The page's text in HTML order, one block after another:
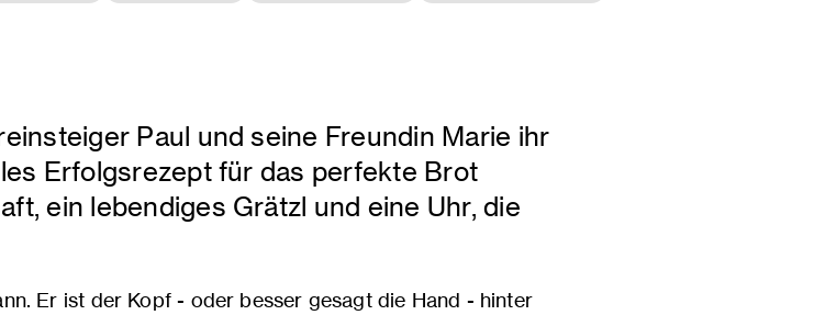
Paul und seine Freundin Marie ihr
Erfolgsrezept für das perfekte Brot
ein lebendiges Grätzl und eine Uhr, die
Er ist der Kopf - oder besser gesagt die Hand - hinter